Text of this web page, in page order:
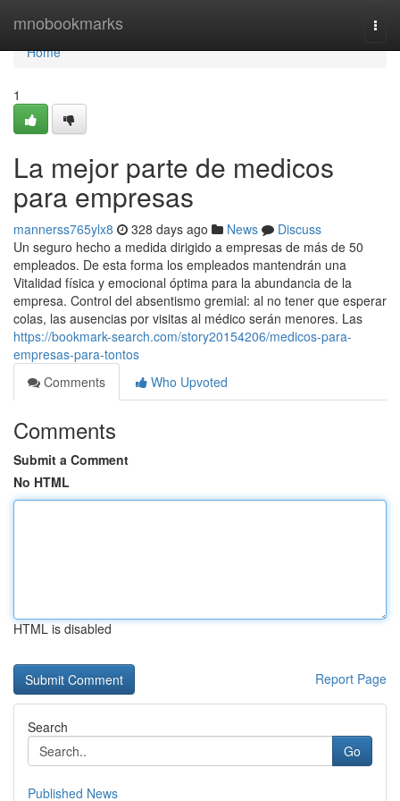
mnobookmarks
Home
Home
1
La mejor parte de medicos
para empresas
mannerss765ylx8 328 days ago News
Discuss
Un seguro hecho a medida dirigido a empresas de más de 50
empleados. De esta forma los empleados mantendrán una
Vitalidad física y emocional óptima para la abundancia de la
empresa. Control del absentismo gremial: al no tener que esperar
colas, las ausencias por visitas al médico serán menores. Las
https://bookmark-search.com/story20154206/medicos-para-
empresas-para-tontos
Comments
Who Upvoted
Comments
Submit a Comment
No HTML
HTML is disabled
Report Page
Search
Go
Published News